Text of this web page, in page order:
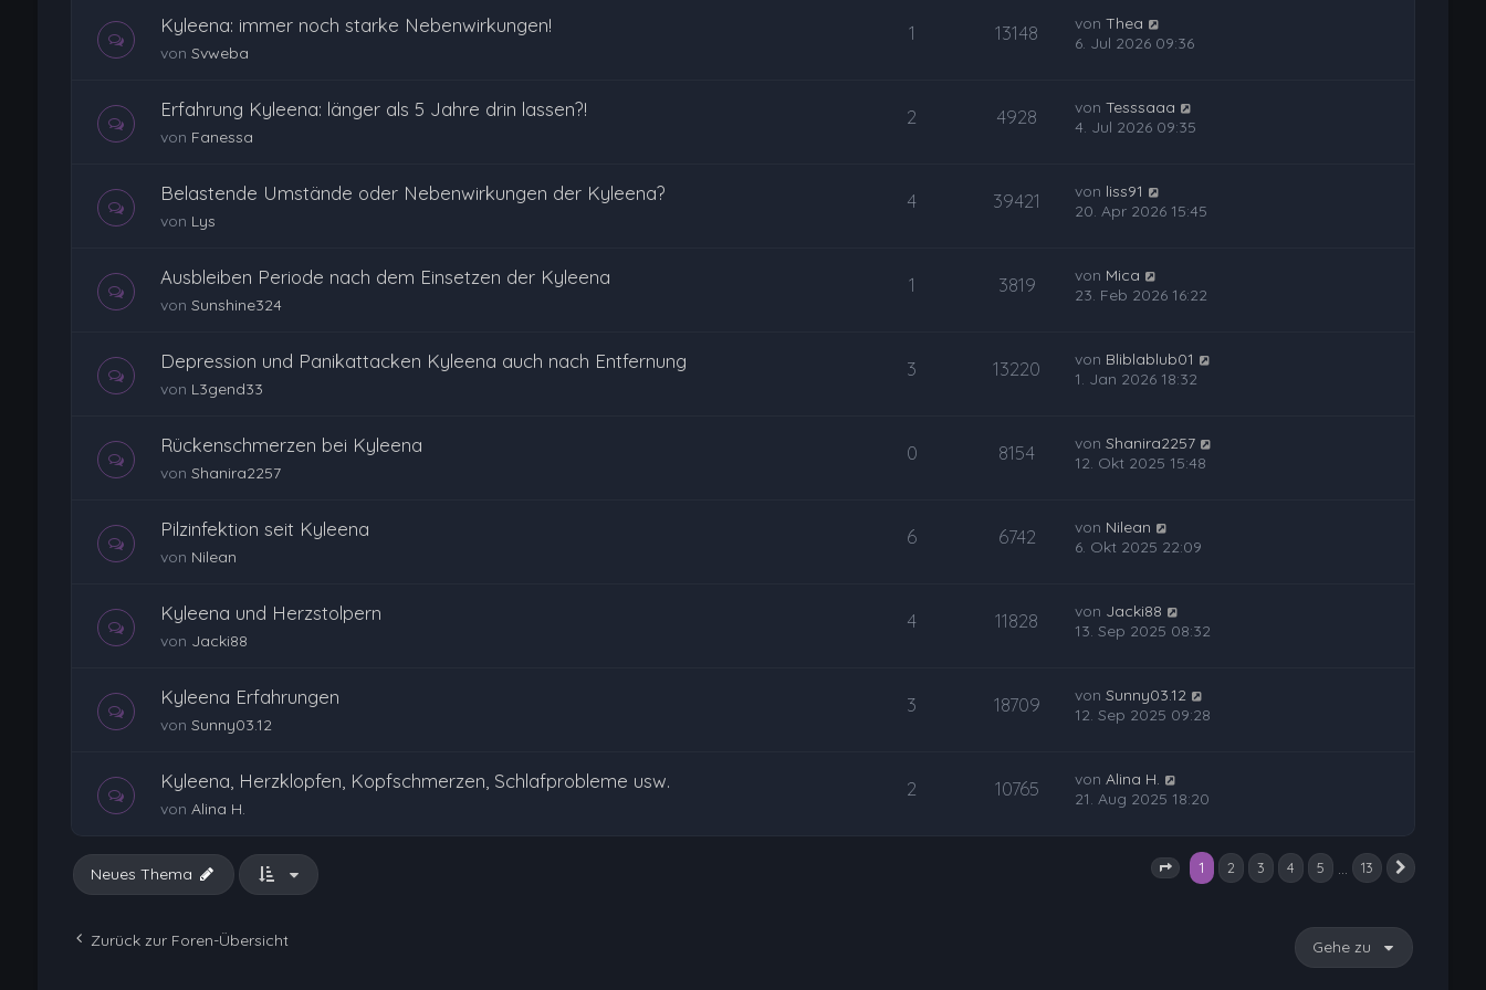
Kyleena: immer noch starke Nebenwirkungen!
von Svweba
1 13148 vonThea
6. Jul 2026 09:36
Erfahrung Kyleena: länger als 5 Jahre drin lassen?!
von Fanessa
2 4928 vonTesssaaa
4. Jul 2026 09:35
Belastende Umstände oder Nebenwirkungen der Kyleena?
von Lys
4 39421 von liss91
20. Apr 2026 15:45
Ausbleiben Periode nach dem Einsetzen der Kyleena
von Sunshine324
1 3819 von Mica
23. Feb 2026 16:22
Depression und Panikattacken Kyleena auch nach Entfernung
von L3gend33
3 13220 von Bliblablub01
1. Jan 2026 18:32
Rückenschmerzen bei Kyleena
von Shanira2257
0 8154 vonShanira2257
12. Okt 2025 15:48
Pilzinfektion seit Kyleena
von Nilean
6 6742 von Nilean
6. Okt 2025 22:09
Kyleena und Herzstolpern
von Jacki88
4 11828 von Jacki88
13. Sep 2025 08:32
Kyleena Erfahrungen
von Sunny03.12
3 18709 vonSunny03.12
12. Sep 2025 09:28
Kyleena, Herzklopfen, Kopfschmerzen, Schlafprobleme usw.
von Alina H.
2 10765 vonAlina H.
21. Aug 2025 18:20
Seite 1 von 13
1 2 3 4 5 13
Neues Thema
Zurück zur Foren-Übersicht Gehe zu